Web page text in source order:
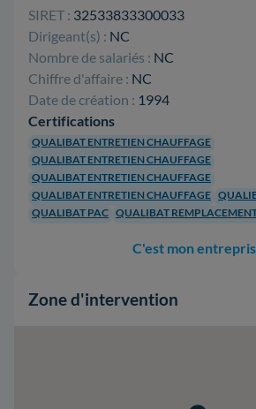
SIRET : 32533833300033
Dirigeant(s) : NC
Nombre de salariés : NC
Chiffre d'affaire : NC
Date de création : 1994
Certifications
QUALIBAT ENTRETIEN CHAUFFAGE
QUALIBAT ENTRETIEN CHAUFFAGE
QUALIBAT ENTRETIEN CHAUFFAGE
QUALIBAT ENTRETIEN CHAUFFAGE
QUALIBAT PAC QUALIBAT
C'est mon
Zone d'intervention